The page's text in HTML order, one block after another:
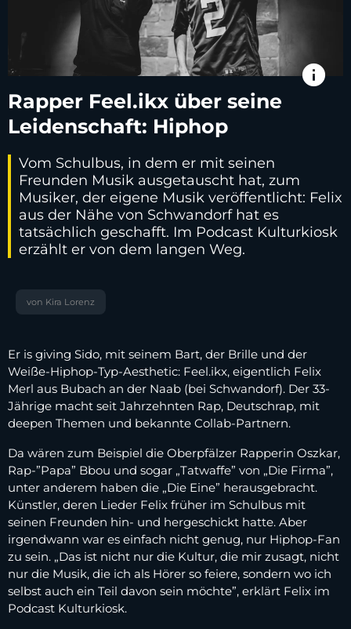
info
Rapper Feel.ikx über seine
Leidenschaft: Hiphop
Vom Schulbus, in dem er mit seinen
Freunden Musik ausgetauscht hat, zum
Musiker, der eigene Musik veröffentlicht: Felix
aus der Nähe von Schwandorf hat es
tatsächlich geschafft. Im Podcast Kulturkiosk
erzählt er von dem langen Weg.
von Kira Lorenz
Er is giving Sido, mit seinem Bart, der Brille und der
Weiße-Hiphop-Typ-Aesthetic: Feel.ikx, eigentlich Felix
Merl aus Bubach an der Naab (bei Schwandorf). Der 33-
Jährige macht seit Jahrzehnten Rap, Deutschrap, mit
deepen Themen und bekannte Collab-Partnern.
Da wären zum Beispiel die Oberpfälzer Rapperin Oszkar,
Rap-”Papa” Bbou und sogar „Tatwaffe” von „Die Firma”,
unter anderem haben die „Die Eine” herausgebracht.
Künstler, deren Lieder Felix früher im Schulbus mit
seinen Freunden hin- und hergeschickt hatte. Aber
irgendwann war es einfach nicht genug, nur Hiphop-Fan
zu sein. „Das ist nicht nur die Kultur, die mir zusagt, nicht
nur die Musik, die ich als Hörer so feiere, sondern wo ich
selbst auch ein Teil davon sein möchte”, erklärt Felix im
Podcast Kulturkiosk.